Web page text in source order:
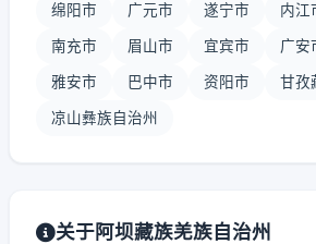
绵阳市 广元市 遂宁市 内江
南充市 眉山市 宜宾市 广安
雅安市 巴中市 资阳市 甘孜
凉山彝族自治州
关于阿坝藏族羌族自治州